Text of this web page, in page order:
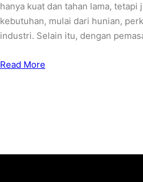
hanya kuat dan tahan lama,
kebutuhan, mulai dari hunian,
industri. Selain itu, dengan
Read More